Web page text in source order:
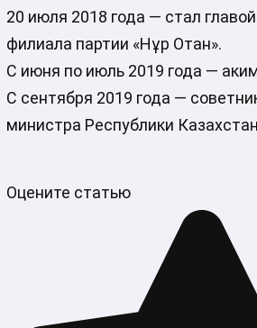
20 июля 2018 года — стал
филиала партии «Нұр Отан».
С июня по июль 2019 года —
С сентября 2019 года —
министра Республики
Оцените статью